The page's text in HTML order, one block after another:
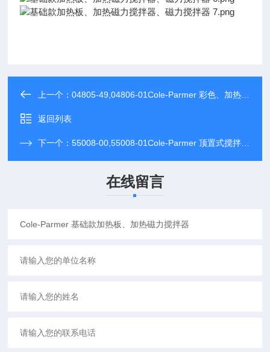
上一个：04805-49,04806-01Cole-Parmer 彩色、加热磁力搅拌器、加热板
返回列表
下一个：55008-00,55008-01Cole-Parmer 顶置式搅拌器OM-200 OM-100
在线留言